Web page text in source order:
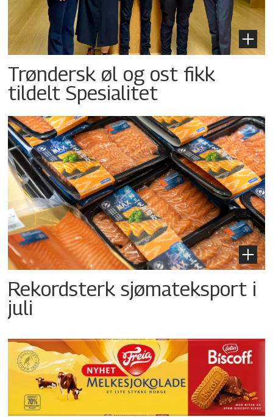
Trøndersk øl og ost fikk
tildelt Spesialitet
Rekordsterk sjømateksport i
juli